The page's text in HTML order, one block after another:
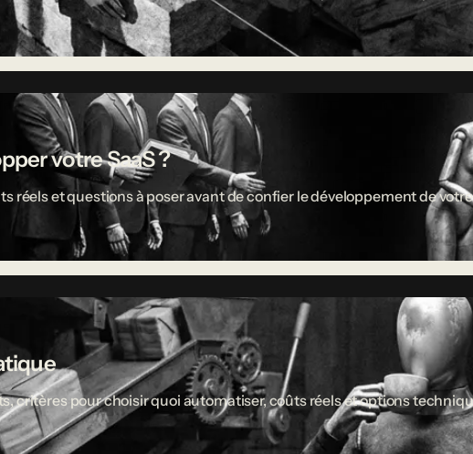
votre SaaS ?
réels et questions à poser avant de confier le développement de
critères pour choisir quoi automatiser, coûts réels et options